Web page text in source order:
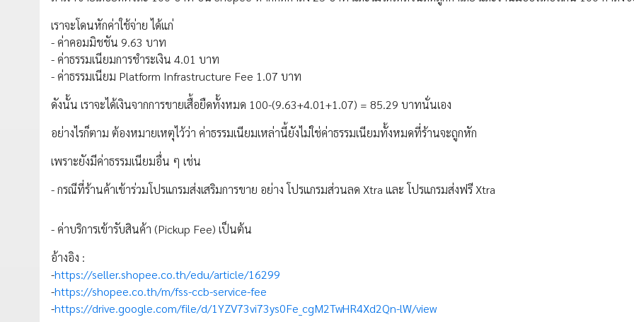
เราจะโดนหักค่าใช้จ่าย ได้แก่
- ค่าคอมมิชชัน 9.63 บาท
- ค่าธรรมเนียมการชำระเงิน 4.01 บาท
- ค่าธรรมเนียม Platform Infrastructure Fee 1.07 บาท
ดังนั้น เราจะได้เงินจากการขายเสื้อยืดทั้งหมด 100-(9.63+4.01+1.07) = 85.29 บาทนั่นเอง
อย่างไรก็ตาม ต้องหมายเหตุไว้ว่า ค่าธรรมเนียมเหล่านี้ยังไม่ใช่ค่าธรรมเนียมทั้งหมดที่ร้านจะถูกหัก
เพราะยังมีค่าธรรมเนียมอื่น ๆ เช่น
- กรณีที่ร้านค้าเข้าร่วมโปรแกรมส่งเสริมการขาย อย่าง โปรแกรมส่วนลด Xtra และ โปรแกรมส่งฟรี Xtra
- ค่าบริการเข้ารับสินค้า (Pickup Fee) เป็นต้น
อ้างอิง :
-https://seller.shopee.co.th/edu/article/16299
-https://shopee.co.th/m/fss-ccb-service-fee
-https://drive.google.com/file/d/1YZV73vi73ys0Fe_cgM2TwHR4Xd2Qn-lW/view